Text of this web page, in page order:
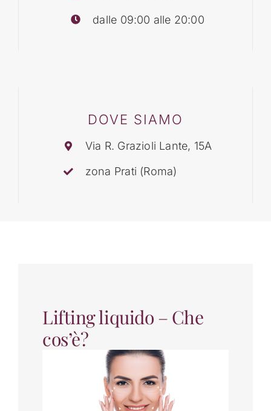
dalle 09:00 alle 20:00
DOVE SIAMO
Via R. Grazioli Lante, 15A
zona Prati (Roma)
Lifting liquido – Che
cos’è?